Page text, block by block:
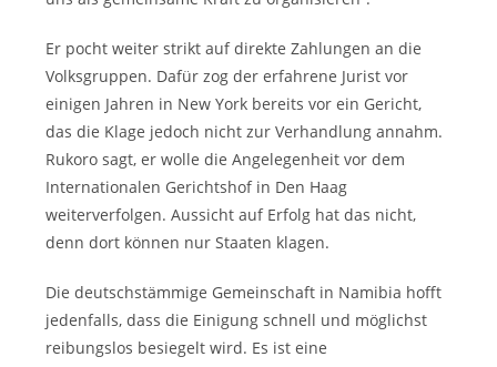
Er pocht weiter strikt auf direkte Zahlungen an die
Volksgruppen. Dafür zog der erfahrene Jurist vor
einigen Jahren in New York bereits vor ein Gericht,
das die Klage jedoch nicht zur Verhandlung annahm.
Rukoro sagt, er wolle die Angelegenheit vor dem
Internationalen Gerichtshof in Den Haag
weiterverfolgen. Aussicht auf Erfolg hat das nicht,
denn dort können nur Staaten klagen.
Die deutschstämmige Gemeinschaft in Namibia hofft
jedenfalls, dass die Einigung schnell und möglichst
reibungslos besiegelt wird. Es ist eine